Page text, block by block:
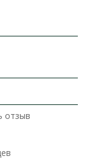
отзыв